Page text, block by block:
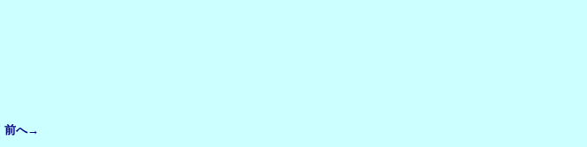
前へ→